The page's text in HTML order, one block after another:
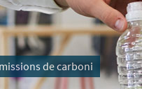
de carboni